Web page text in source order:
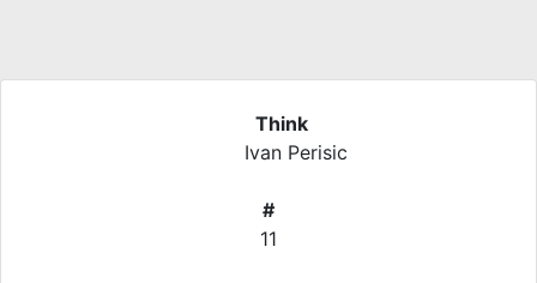
Think
Ivan Perisic
#
11